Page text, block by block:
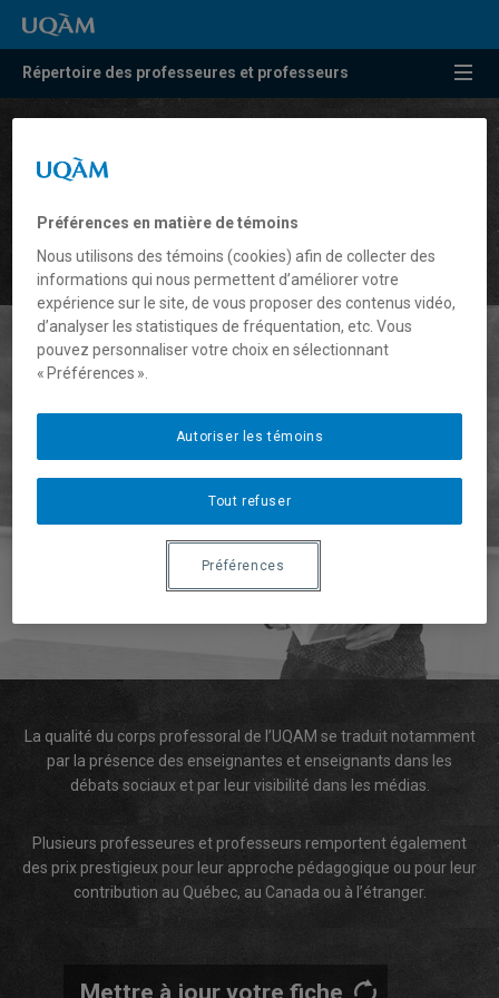
Répertoire des professeures et professeurs
Chercher
par
par
expertise
Liste des professeures et professeurs par
départements et écoles
La qualité du corps professoral de l’UQAM se traduit notamment
par la présence des enseignantes et enseignants dans les
débats sociaux et par leur visibilité dans les médias.
Plusieurs professeures et professeurs remportent également
des prix prestigieux pour leur approche pédagogique ou pour leur
contribution au Québec, au Canada ou à l’étranger.
Mettre à jour votre fiche
Préférences en matière de témoins
Nous utilisons des témoins (cookies) afin de collecter des
informations qui nous permettent d’améliorer votre
expérience sur le site, de vous proposer des contenus vidéo,
d’analyser les statistiques de fréquentation, etc. Vous
pouvez personnaliser votre choix en sélectionnant
« Préférences ».
Tout refuser
Autoriser les témoins
Préférences